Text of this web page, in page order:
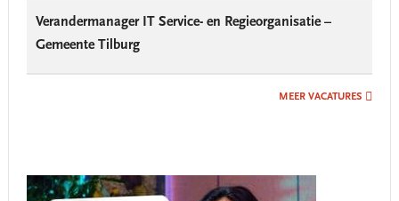
Verandermanager IT Service- en Regieorganisatie –
Gemeente Tilburg
MEER VACATURES